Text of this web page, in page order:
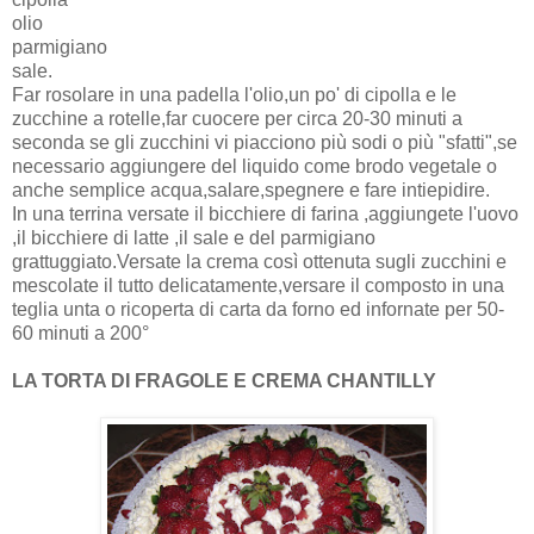
olio
parmigiano
sale.
Far rosolare in una padella l'olio,un po' di cipolla e le
zucchine a rotelle,far cuocere per circa 20-30 minuti a
seconda se gli zucchini vi piacciono più sodi o più "sfatti",se
necessario aggiungere del liquido come brodo vegetale o
anche semplice acqua,salare,spegnere e fare intiepidire.
In una terrina versate il bicchiere di farina ,aggiungete l'uovo
,il bicchiere di latte ,il sale e del parmigiano
grattuggiato.Versate la crema così ottenuta sugli zucchini e
mescolate il tutto delicatamente,versare il composto in una
teglia unta o ricoperta di carta da forno ed infornate per 50-
60 minuti a 200°
LA TORTA DI FRAGOLE E CREMA CHANTILLY